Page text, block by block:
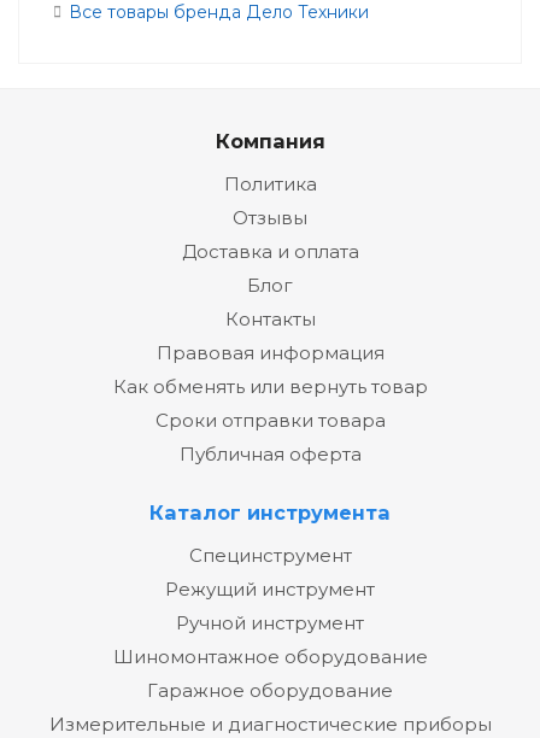
Все товары бренда Дело Техники
Компания
Политика
Отзывы
Доставка и оплата
Блог
Контакты
Правовая информация
Как обменять или вернуть товар
Сроки отправки товара
Публичная оферта
Каталог инструмента
Специнструмент
Режущий инструмент
Ручной инструмент
Шиномонтажное оборудование
Гаражное оборудование
Измерительные и диагностические приборы